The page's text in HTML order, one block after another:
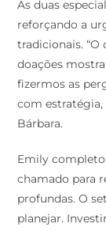
reforçando a
tradicionais. “O
doações
fizermos as
com estratégia,
Bárbara.
chamado para
profundas. O
planejar.
é o caminho.”